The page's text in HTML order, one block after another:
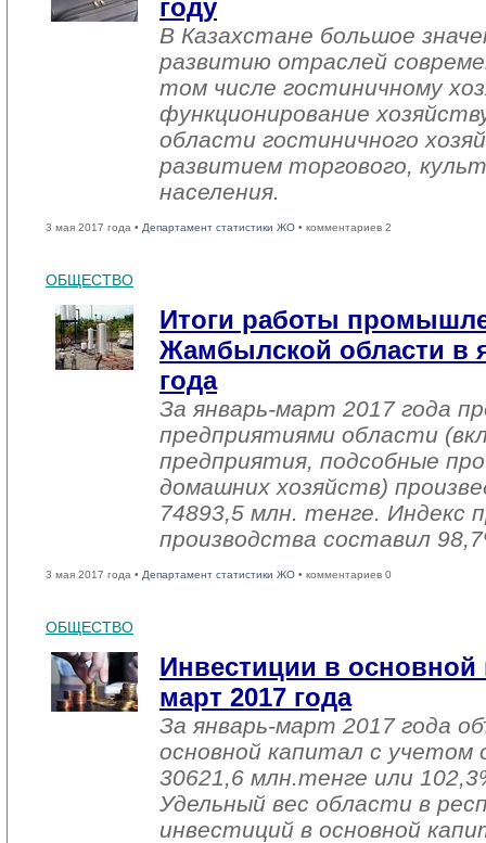
году
В Казахстане большое
развитию отраслей
том числе гостиничному
функционирование
области гостиничного
развитием торгового,
населения.
3 мая 2017 года • Департамент статистики ЖО • комментариев 2
ОБЩЕСТВО
Итоги работы
Жамбылской области в
года
За январь-март 2017 года
предприятиями области
предприятия, подсобные
домашних хозяйств)
74893,5 млн. тенге. Индекс
производства составил
3 мая 2017 года • Департамент статистики ЖО • комментариев 0
ОБЩЕСТВО
Инвестиции в основной
март 2017 года
За январь-март 2017 года
основной капитал с учетом
30621,6 млн.тенге или
Удельный вес области в
инвестиций в основной